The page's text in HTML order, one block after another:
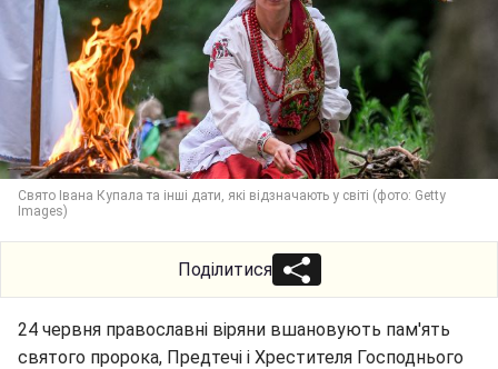
Свято Івана Купала та інші дати, які відзначають у світі (фото: Getty
Images)
Поділитися
24 червня православні віряни вшановують пам'ять
святого пророка, Предтечі і Хрестителя Господнього